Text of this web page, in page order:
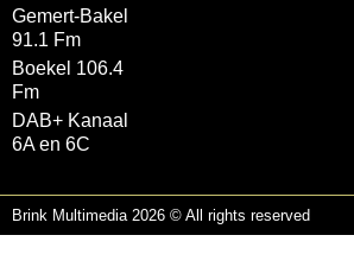
Gemert-Bakel
91.1 Fm
Boekel 106.4
Fm
DAB+ Kanaal
6A en 6C
Brink Multimedia 2026 © All rights reserved